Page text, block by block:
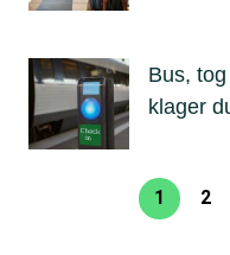
Bus,
klager
1 2